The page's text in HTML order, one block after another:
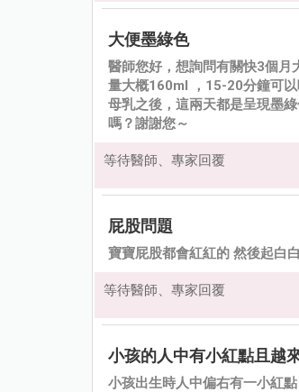
大便墨綠色
醫師您好，想詢問有關快3個月
量大概160ml ，15-20分鐘可
母乳之後，這兩天都是呈現墨
嗎？謝謝您～
等待醫師、專家回覆
屁股問題
寶寶屁股都會紅紅的 然後起白
等待醫師、專家回覆
小孩的人中有小紅點且越
小孩出生時人中偏右有一小紅